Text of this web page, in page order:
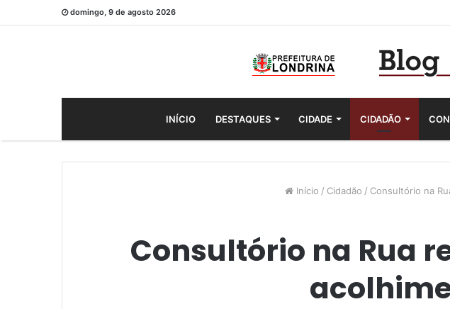
domingo, 9 de agosto 2026
INÍCIO DESTAQUES CIDADE CIDADÃO
Início / Cidadão / Consultório na
Consultório na Rua